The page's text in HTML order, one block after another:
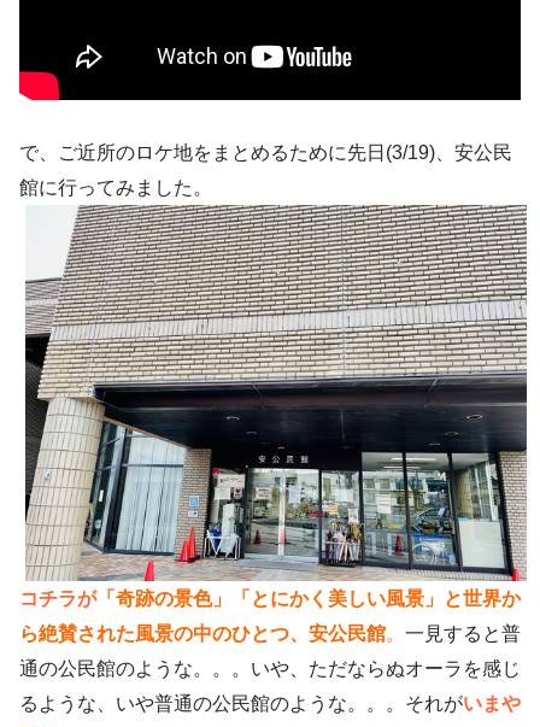
で、ご近所のロケ地をまとめるために先日(3/19)、安公民
館に行ってみました。
コチラが「奇跡の景色」「とにかく美しい風景」と世界か
ら絶賛された風景の中のひとつ、安公民館。 一見すると普
通の公民館のような。。。いや、ただならぬオーラを感じ
るような、いや普通の公民館のような。。。それがいまや